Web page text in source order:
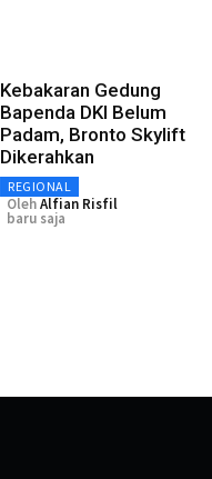
Kebakaran Gedung
Bapenda DKI Belum
Padam, Bronto Skylift
Dikerahkan
REGIONAL
OlehAlfian Risfil
baru saja